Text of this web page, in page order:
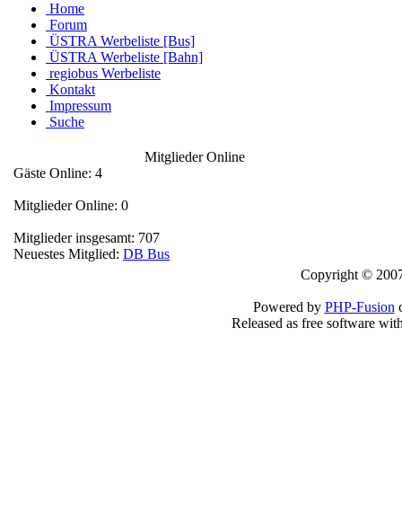
Home
Forum
ÜSTRA Werbeliste [Bus]
ÜSTRA Werbeliste [Bahn]
regiobus Werbeliste
Kontakt
Impressum
Suche
Mitglieder Online
Gäste Online: 4
Mitglieder Online: 0
Mitglieder insgesamt: 707
Neuestes Mitglied: DB Bus
Copyright ©
Powered by PHP-Fusion
Released as free software